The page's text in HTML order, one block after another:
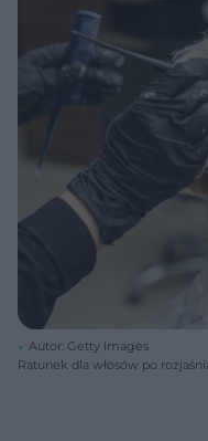
Autor: Getty Images
Ratunek dla włosów po